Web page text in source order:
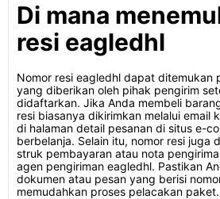
Di mana
resi eagledhl
Nomor resi eagledhl dapat ditemukan
yang diberikan oleh pihak pengirim
didaftarkan. Jika Anda membeli
resi biasanya dikirimkan melalui email
di halaman detail pesanan di situs e-
berbelanja. Selain itu, nomor resi juga
struk pembayaran atau nota
agen pengiriman eagledhl. Pastikan
dokumen atau pesan yang berisi
memudahkan proses pelacakan paket.